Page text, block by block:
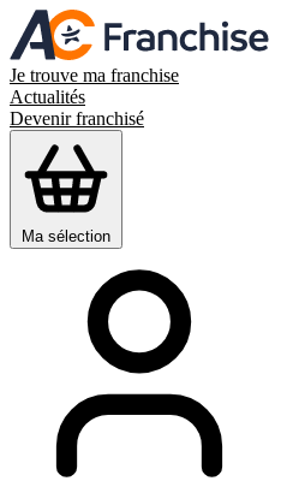
Je trouve ma franchise
Actualités
Devenir franchisé
Ma sélection